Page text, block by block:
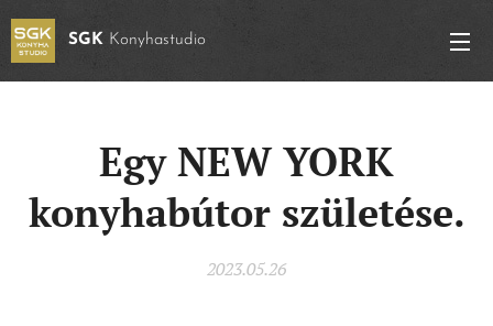
SGK Konyhastudio
Egy NEW YORK
konyhabútor születése.
2023.05.26